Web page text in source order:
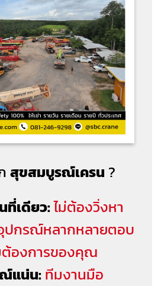
สุขสมบูรณ์เครน ?
ที่เดียว:ไม่ต้องวิ่งหา
ปกรณ์หลากหลายตอบ
องการของคุณ
แน่น:ทีมงานมือ